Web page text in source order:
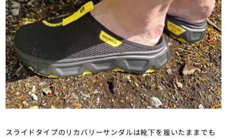
スライドタイプのリカバリーサンダルは靴下を履いたままでも